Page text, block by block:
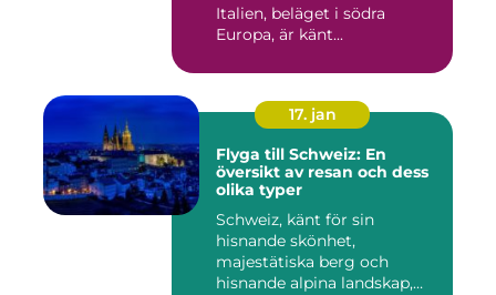
Italien, beläget i södra
Europa, är känt...
17. jan
Flyga till Schweiz: En
översikt av resan och dess
olika typer
Schweiz, känt för sin
hisnande skönhet,
majestätiska berg och
hisnande alpina landskap,